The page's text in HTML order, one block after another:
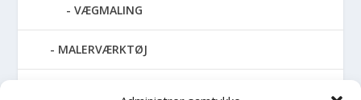
VÆGMALING
MALERVÆRKTØJ